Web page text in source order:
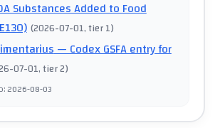
Substances Added to Food
(2026-07-01, tier 1)
— Codex GSFA entry for
07-01, tier 2)
:2026-08-03